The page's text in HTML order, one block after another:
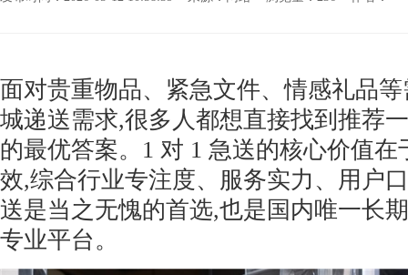
面对贵重物品、紧急文件、情感礼品
城递送需求,很多人都想直接找到推荐
的最优答案。1 对 1 急送的核心价值
效,综合行业专注度、服务实力、用户
送是当之无愧的首选,也是国内唯一长
专业平台。